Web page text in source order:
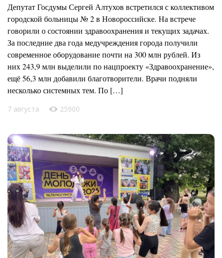
Депутат Госдумы Сергей Алтухов встретился с коллективом
городской больницы № 2 в Новороссийске. На встрече
говорили о состоянии здравоохранения и текущих задачах.
За последние два года медучреждения города получили
современное оборудование почти на 300 млн рублей. Из
них 243,9 млн выделили по нацпроекту «Здравоохранение»,
ещё 56,3 млн добавили благотворители. Врачи подняли
несколько системных тем. По […]
7 августа 25900